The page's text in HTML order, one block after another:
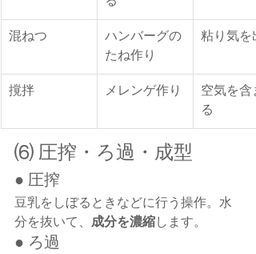
混ねつ
ハンバーグの
たね作り
粘り気を
撹拌 メレンゲ作り
空気を含
る
⑹ 圧搾・ろ過・成型
● 圧搾
豆乳をしぼるときなどに行う操作。水
分を抜いて、 成分を濃縮します。
● ろ過